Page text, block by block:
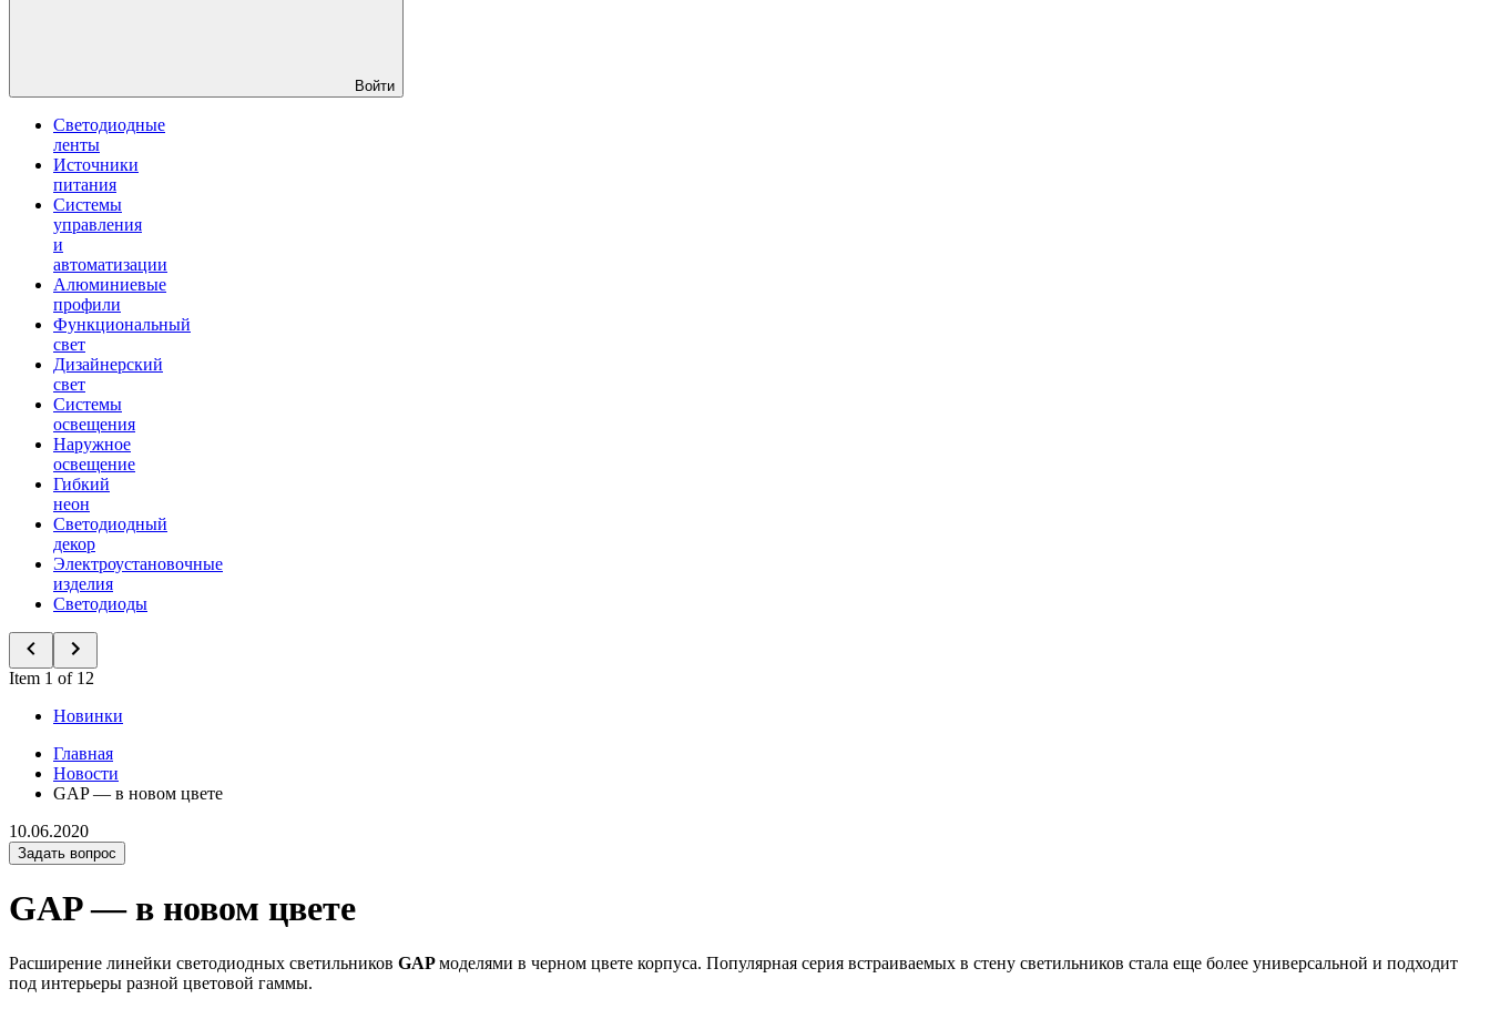
Войти
Светодиодные
ленты
Источники
питания
Системы
управления
и
автоматизации
Алюминиевые
профили
Функциональный
свет
Дизайнерский
свет
Системы
освещения
Наружное
освещение
Гибкий
неон
Светодиодный
декор
Электроустановочные
изделия
Светодиоды
Item 1 of 12
Новинки
Главная
Новости
GAP — в новом цвете
10.06.2020
Задать вопрос
GAP — в новом цвете
Расширение линейки светодиодных светильников GAPмоделями в черном цвете корпуса. Популярная серия встраиваемых в стену светильников стала еще более универсальной и подходит
под интерьеры разной цветовой гаммы.